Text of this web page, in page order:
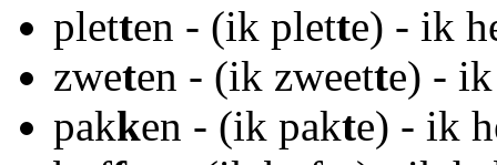
pletten - (ik plette) - ik
zweten - (ik zweette) -
pakken - (ik pakte) - ik